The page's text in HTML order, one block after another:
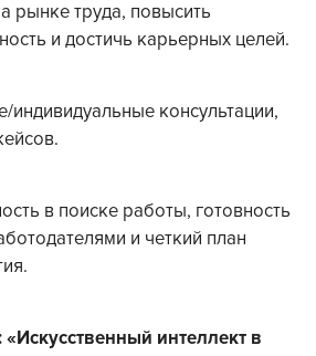
рынке труда, повысить
и достичь карьерных целей.
индивидуальные консультации,
в поиске работы, готовность
и четкий план
интеллект в